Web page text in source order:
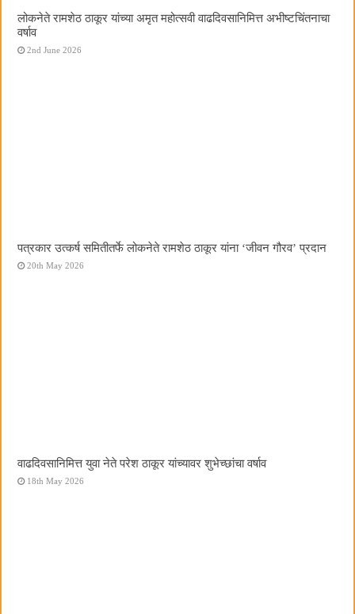
लोकनेते रामशेठ ठाकूर यांच्या अमृत महोत्सवी वाढदिवसानिमित्त अभीष्टचिंतनाचा
वर्षाव
2nd June 2026
पत्रकार उत्कर्ष समितीतर्फे लोकनेते रामशेठ ठाकूर यांना ‌‘जीवन गौरव‌’ प्रदान
20th May 2026
वाढदिवसानिमित्त युवा नेते परेश ठाकूर यांच्यावर शुभेच्छांचा वर्षाव
18th May 2026